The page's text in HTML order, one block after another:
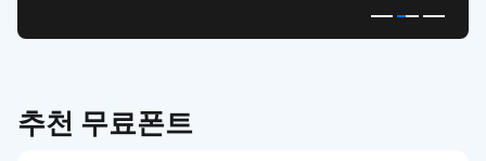
추천 무료폰트